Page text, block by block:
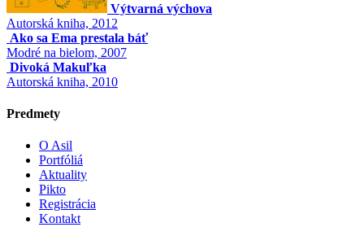
Výtvarná výchova
Autorská kniha, 2012
Ako sa Ema prestala báť
Modré na bielom, 2007
Divoká Makuľka
Autorská kniha, 2010
Predmety
O Asil
Portfóliá
Aktuality
Pikto
Registrácia
Kontakt